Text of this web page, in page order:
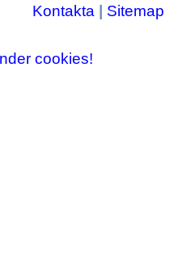
Kontakta
Sitemap
cookies!